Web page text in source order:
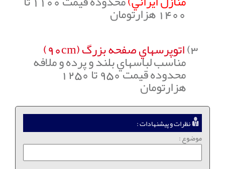
1400هزارتومان
3) اتوپرسهاي صفحه بزرگ (90cm
)
مناسب لباسهاي بلند و پرده و ملافه
محدوده قيمت 950 تا 1250
هزارتومان
نظرات و پیشنهادات :
موضوع :